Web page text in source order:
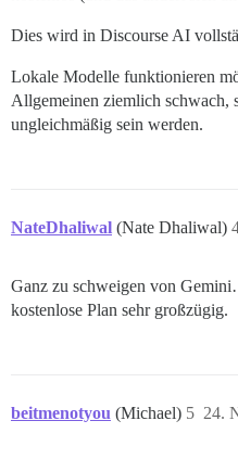
Dies wird in Discourse AI
Lokale Modelle funktionieren
Allgemeinen ziemlich schwach,
ungleichmäßig sein werden.
NateDhaliwal (Nate Dhaliwal)
Ganz zu schweigen von
kostenlose Plan sehr großzügig.
beitmenotyou (Michael) 24.
5